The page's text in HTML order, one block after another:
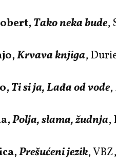
Tako neka bude,
Krvava knjiga,
Ti si ja, Lađa od vode,
Polja, slama, žudnja,
Prešućeni jezik,